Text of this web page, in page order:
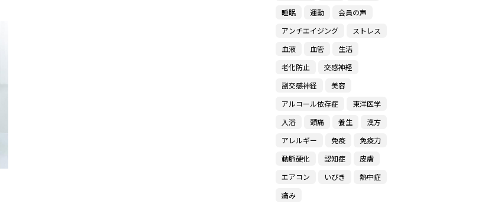
睡眠
運動
会員の声
アンチエイジング
ストレス
血液
血管
生活
老化防止
交感神経
副交感神経
美容
アルコール依存症
東洋医学
入浴
頭痛 養生
漢方
アレルギー
免疫
免疫力
動脈硬化
認知症
皮膚
エアコン
いびき
熱中症
痛み